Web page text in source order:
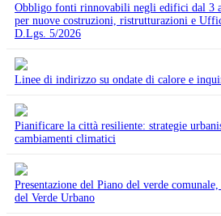
Obbligo fonti rinnovabili negli edifici dal 3
per nuove costruzioni, ristrutturazioni e
D.Lgs. 5/2026
Linee di indirizzo su ondate di calore e
Pianificare la città resiliente: strategie
cambiamenti climatici
Presentazione del Piano del verde
del Verde Urbano